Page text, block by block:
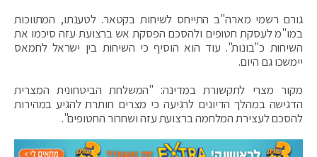
גורם רשמי מארה"ב התייחס לשיחות בקטאר. לטענתו, המתווכות
במו"מ לעסקת חטופים ולהסכם הפסקת אש ברצועת עזה סיכמו את
השיחות כ"בונות". עוד הוא הוסיף כי השיחות בין ישראל לחמאס
יימשכו גם היום.
מקור מצרי לתקשורת במדינה: "המשלחת הביטחונית המצרית
הדגישה במהלך הדיונים לרגיעה כי מצרים חותרת להגיע במהירות
להסכם לעצירת המלחמה ברצועת עזה ושחרור החטופים".